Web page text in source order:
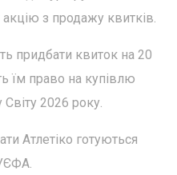
акцію з продажу квитків.
придбати квиток на 20
їм право на купівлю
Світу 2026 року.
Атлетіко готуються